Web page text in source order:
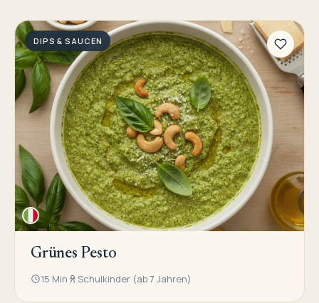
DIPS & SAUCEN
Grünes Pesto
15 Min Schulkinder (ab 7 Jahren)